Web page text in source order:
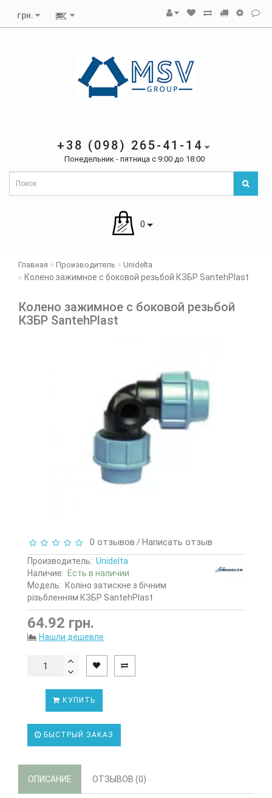
грн.
+38 (098) 265-41-14
Понедельник - пятница с 9:00 до 18:00
0
Главная Производитель Unidelta
Колено зажимное с боковой резьбой КЗБР SantehPlast
Колено зажимное с боковой резьбой
КЗБР SantehPlast
0 отзывов /Написать отзыв
Производитель: Unidelta
Наличие: Есть в наличии
Модель: Коліно затискне з бічним
різьбленням КЗБР SantehPlast
64.92 грн.
Нашли дешевле
КУПИТЬ
БЫСТРЫЙ ЗАКАЗ
ОПИСАНИЕ ОТЗЫВОВ (0)